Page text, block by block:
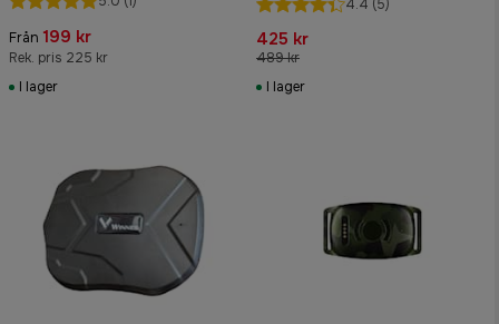
Från 199 kr
Rek. pris 225 kr
I lager
4.4 (5)
425 kr
489 kr
I lager